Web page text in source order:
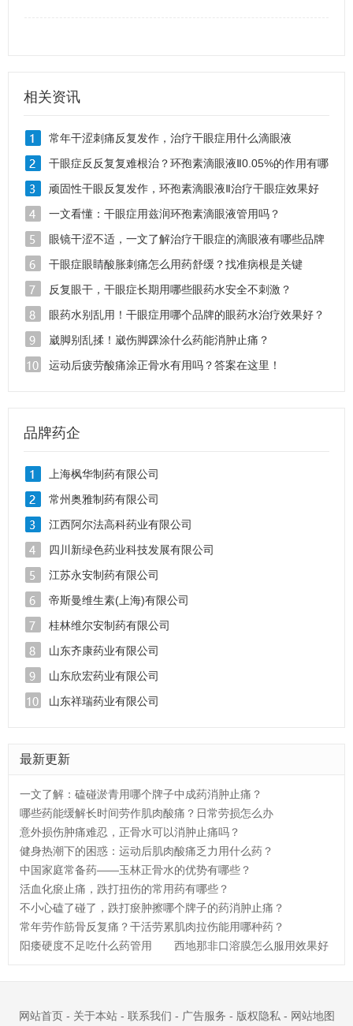
相关资讯
常年干涩刺痛反复发作，治疗干眼症用什么滴眼液
干眼症反反复复难根治？环孢素滴眼液Ⅱ0.05%的作用有哪
些
顽固性干眼反复发作，环孢素滴眼液Ⅱ治疗干眼症效果好
吗
一文看懂：干眼症用兹润环孢素滴眼液管用吗？
眼镜干涩不适，一文了解治疗干眼症的滴眼液有哪些品牌
干眼症眼睛酸胀刺痛怎么用药舒缓？找准病根是关键
反复眼干，干眼症长期用哪些眼药水安全不刺激？
眼药水别乱用！干眼症用哪个品牌的眼药水治疗效果好？
崴脚别乱揉！崴伤脚踝涂什么药能消肿止痛？
运动后疲劳酸痛涂正骨水有用吗？答案在这里！
品牌药企
上海枫华制药有限公司
常州奥雅制药有限公司
江西阿尔法高科药业有限公司
四川新绿色药业科技发展有限公司
江苏永安制药有限公司
帝斯曼维生素(上海)有限公司
桂林维尔安制药有限公司
山东齐康药业有限公司
山东欣宏药业有限公司
山东祥瑞药业有限公司
最新更新
一文了解：磕碰淤青用哪个牌子中成药消肿止痛？
哪些药能缓解长时间劳作肌肉酸痛？日常劳损怎么办
意外损伤肿痛难忍，正骨水可以消肿止痛吗？
健身热潮下的困惑：运动后肌肉酸痛乏力用什么药？
中国家庭常备药——玉林正骨水的优势有哪些？
活血化瘀止痛，跌打扭伤的常用药有哪些？
不小心磕了碰了，跌打瘀肿擦哪个牌子的药消肿止痛？
常年劳作筋骨反复痛？干活劳累肌肉拉伤能用哪种药？
阳痿硬度不足吃什么药管用
西地那非口溶膜怎么服用效果好
网站首页- 关于本站- 联系我们 - 广告服务 - 版权隐私 - 网站地图